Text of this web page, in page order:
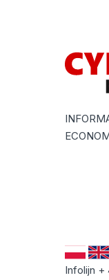
Infolijn +